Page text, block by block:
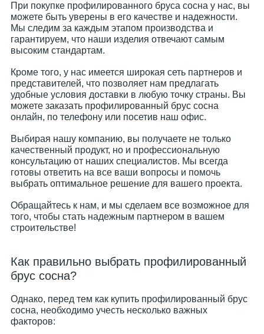
При покупке профилированного бруса сосна у нас, вы
можете быть уверены в его качестве и надежности.
Мы следим за каждым этапом производства и
гарантируем, что наши изделия отвечают самым
высоким стандартам.
Кроме того, у нас имеется широкая сеть партнеров и
представителей, что позволяет нам предлагать
удобные условия доставки в любую точку страны. Вы
можете заказать профилированный брус сосна
онлайн, по телефону или посетив наш офис.
Выбирая нашу компанию, вы получаете не только
качественный продукт, но и профессиональную
консультацию от наших специалистов. Мы всегда
готовы ответить на все ваши вопросы и помочь
выбрать оптимальное решение для вашего проекта.
Обращайтесь к нам, и мы сделаем все возможное для
того, чтобы стать надежным партнером в вашем
строительстве!
Как правильно выбрать профилированный
брус сосна?
Однако, перед тем как купить профилированный брус
сосна, необходимо учесть несколько важных
факторов: